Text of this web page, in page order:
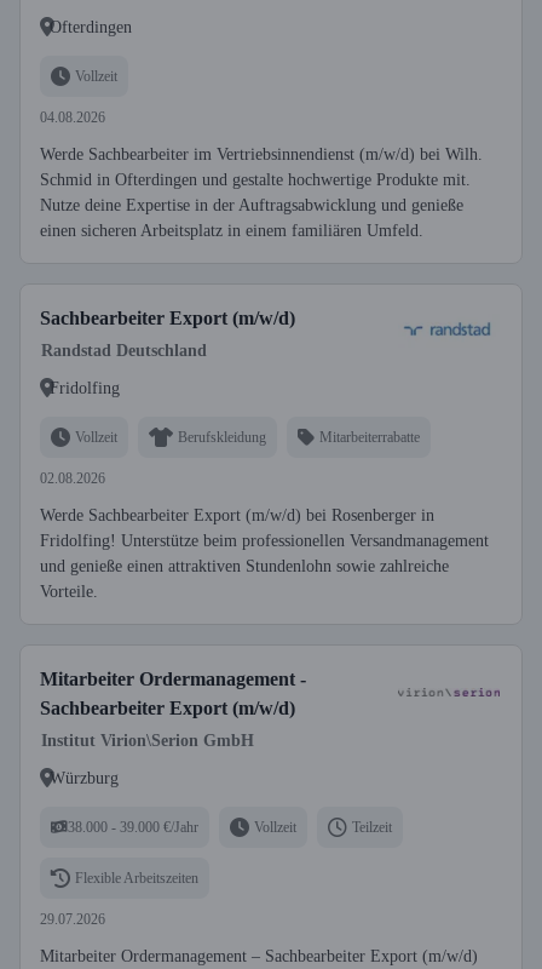
Ofterdingen
Vollzeit
04.08.2026
Werde Sachbearbeiter im Vertriebsinnendienst (m/w/d) bei Wilh.
Schmid in Ofterdingen und gestalte hochwertige Produkte mit.
Nutze deine Expertise in der Auftragsabwicklung und genieße
einen sicheren Arbeitsplatz in einem familiären Umfeld.
Sachbearbeiter Export (m/w/d)
Randstad Deutschland
Fridolfing
Vollzeit Berufskleidung Mitarbeiterrabatte
02.08.2026
Werde Sachbearbeiter Export (m/w/d) bei Rosenberger in
Fridolfing! Unterstütze beim professionellen Versandmanagement
und genieße einen attraktiven Stundenlohn sowie zahlreiche
Vorteile.
Mitarbeiter Ordermanagement -
Sachbearbeiter Export (m/w/d)
Institut Virion\Serion GmbH
Würzburg
38.000 - 39.000 €/Jahr Vollzeit Teilzeit
Flexible Arbeitszeiten
29.07.2026
Mitarbeiter Ordermanagement – Sachbearbeiter Export (m/w/d)